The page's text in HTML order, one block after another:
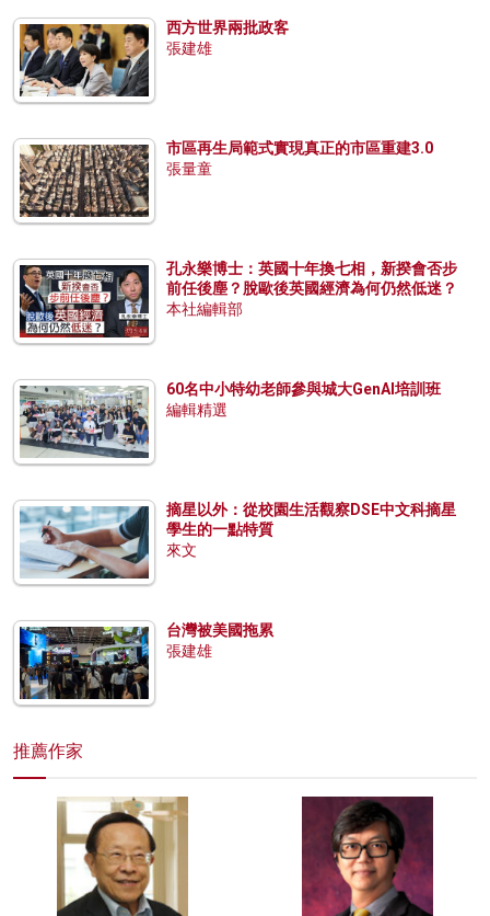
西方世界兩批政客
張建雄
市區再生局範式實現真正的市區重建3.0
張量童
孔永樂博士：英國十年換七相，新揆會否步
前任後塵？脫歐後英國經濟為何仍然低迷？
本社編輯部
60名中小特幼老師參與城大GenAI培訓班
編輯精選
摘星以外：從校園生活觀察DSE中文科摘星
學生的一點特質
來文
台灣被美國拖累
張建雄
推薦作家